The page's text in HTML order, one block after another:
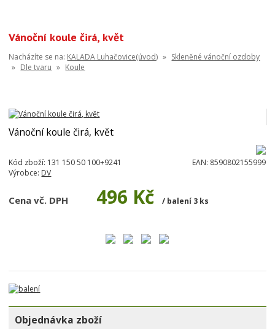
Vánoční koule čirá, květ
Nacházíte se na: KALADA Luhačovice(úvod) » Skleněné vánoční ozdoby
» Dle tvaru » Koule
Vánoční koule čirá, květ
Kód zboží: 131 150 50 100+9241 EAN: 8590802155999
Výrobce: DV
Cena vč. DPH 496 Kč / balení 3 ks
Objednávka zboží